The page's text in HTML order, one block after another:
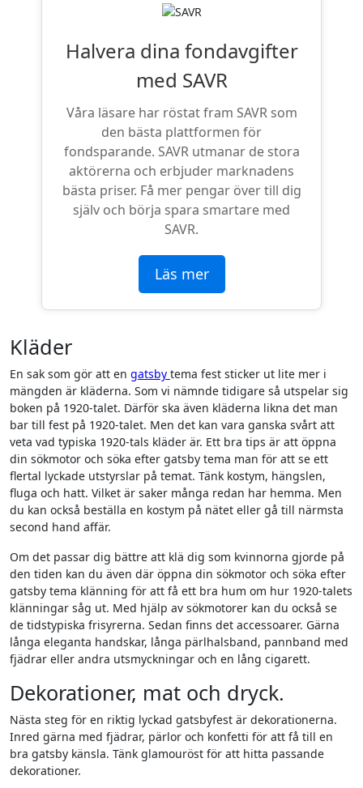
Halvera dina fondavgifter
med SAVR
Våra läsare har röstat fram SAVR som
den bästa plattformen för
fondsparande. SAVR utmanar de stora
aktörerna och erbjuder marknadens
bästa priser. Få mer pengar över till dig
själv och börja spara smartare med
SAVR.
Läs mer
Kläder
En sak som gör att en gatsby tema fest sticker ut lite mer i
mängden är kläderna. Som vi nämnde tidigare så utspelar sig
boken på 1920-talet. Därför ska även kläderna likna det man
bar till fest på 1920-talet. Men det kan vara ganska svårt att
veta vad typiska 1920-tals kläder är. Ett bra tips är att öppna
din sökmotor och söka efter gatsby tema man för att se ett
flertal lyckade utstyrslar på temat. Tänk kostym, hängslen,
fluga och hatt. Vilket är saker många redan har hemma. Men
du kan också beställa en kostym på nätet eller gå till närmsta
second hand affär.
Om det passar dig bättre att klä dig som kvinnorna gjorde på
den tiden kan du även där öppna din sökmotor och söka efter
gatsby tema klänning för att få ett bra hum om hur 1920-talets
klänningar såg ut. Med hjälp av sökmotorer kan du också se
de tidstypiska frisyrerna. Sedan finns det accessoarer. Gärna
långa eleganta handskar, långa pärlhalsband, pannband med
fjädrar eller andra utsmyckningar och en lång cigarett.
Dekorationer, mat och dryck.
Nästa steg för en riktig lyckad gatsbyfest är dekorationerna.
Inred gärna med fjädrar, pärlor och konfetti för att få till en
bra gatsby känsla. Tänk glamouröst för att hitta passande
dekorationer.